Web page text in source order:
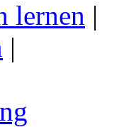
lernen |
|